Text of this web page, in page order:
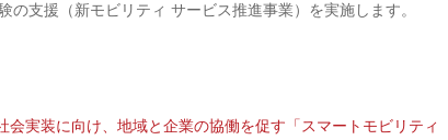
支援（新モビリティ サービス推進事業）を実施します。
会実装に向け、地域と企業の協働を促す「スマートモビリティ